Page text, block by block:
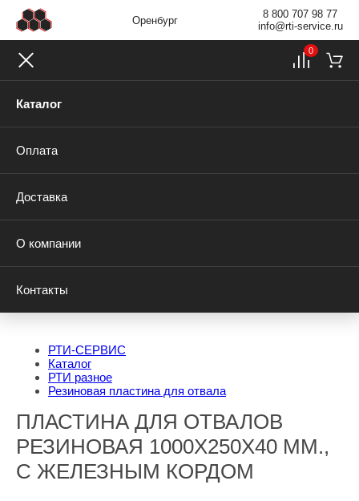
Оренбург
8 800 707 98 77
info@rti-service.ru
Каталог
Оплата
Доставка
О компании
Контакты
0
РТИ-СЕРВИС
Каталог
РТИ разное
Резиновая пластина для отвала
ПЛАСТИНА ДЛЯ ОТВАЛОВ
РЕЗИНОВАЯ 1000Х250Х40 ММ.,
С ЖЕЛЕЗНЫМ КОРДОМ